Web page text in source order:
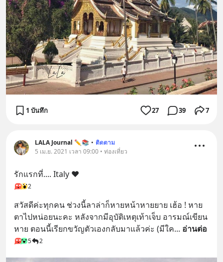
1 บันทึก 27 39 7
LALA Journal ✏️📚 • ติดตาม
5 เม.ย. 2021 เวลา 09:00 • ท่องเที่ยว
รักแรกที่.... Italy ❤️
2
สวัสดีค่ะทุกคน ช่วงนี้ลาล่าก็หายหน้าหายยาย เฮ้อ ! หาย
ตาไปหน่อยนะคะ หลังจากมีอุบัติเหตุเท้าเจ็บ อารมณ์เขียน
หาย ตอนนี้เรียกขวัญตัวเองกลับมาแล้วค่ะ (มีใค... อ่านต่อ
5 2